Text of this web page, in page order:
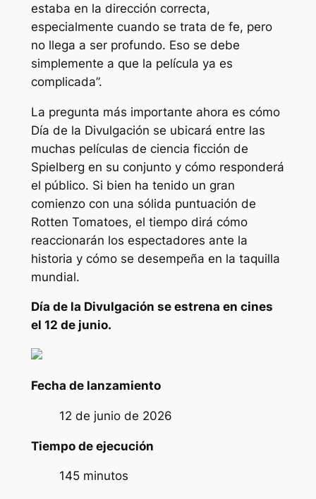
estaba en la dirección correcta,
especialmente cuando se trata de fe, pero
no llega a ser profundo. Eso se debe
simplemente a que la película ya es
complicada”.
La pregunta más importante ahora es cómo
Día de la Divulgación se ubicará entre las
muchas películas de ciencia ficción de
Spielberg en su conjunto y cómo responderá
el público. Si bien ha tenido un gran
comienzo con una sólida puntuación de
Rotten Tomatoes, el tiempo dirá cómo
reaccionarán los espectadores ante la
historia y cómo se desempeña en la taquilla
mundial.
Día de la Divulgación se estrena en cines
el 12 de junio.
Fecha de lanzamiento
12 de junio de 2026
Tiempo de ejecución
145 minutos